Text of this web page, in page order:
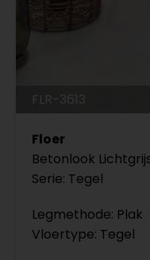
FLR-3613
Floer
Betonlook
Serie: Tegel
Legmethode: Plak
Vloertype: Tegel